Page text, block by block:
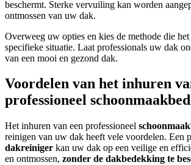
beschermt. Sterke vervuiling kan worden
ontmossen van uw dak.
Overweeg uw opties en kies de methode die
specifieke situatie. Laat professionals uw dak
van een mooi en gezond dak.
Voordelen van het inhuren
professioneel
Het inhuren van een professioneel
reinigen van uw dak heeft vele voordelen. Een
dakreiniger kan uw dak op een veilige en
en ontmossen, zonder de dakbedekking te